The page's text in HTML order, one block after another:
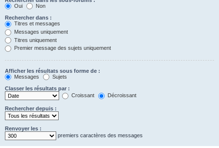
Oui
Non
Rechercher dans :
Titres et messages
Messages uniquement
Titres uniquement
Premier message des sujets uniquement
Afficher les résultats sous forme de :
Messages
Sujets
Classer les résultats par :
Croissant
Décroissant
Rechercher depuis :
Renvoyer les :
premiers caractères des messages